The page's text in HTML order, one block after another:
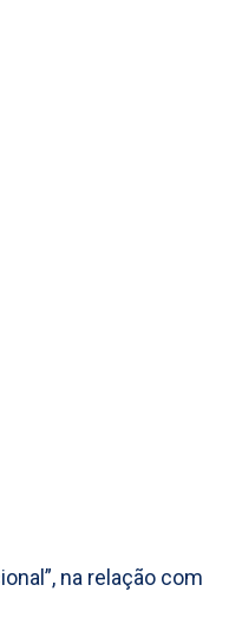
na relação com